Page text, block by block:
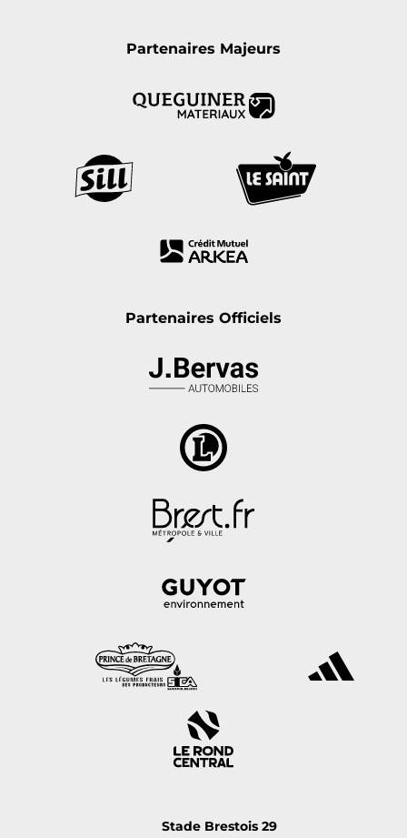
Partenaires Majeurs
Partenaires Officiels
Stade Brestois 29